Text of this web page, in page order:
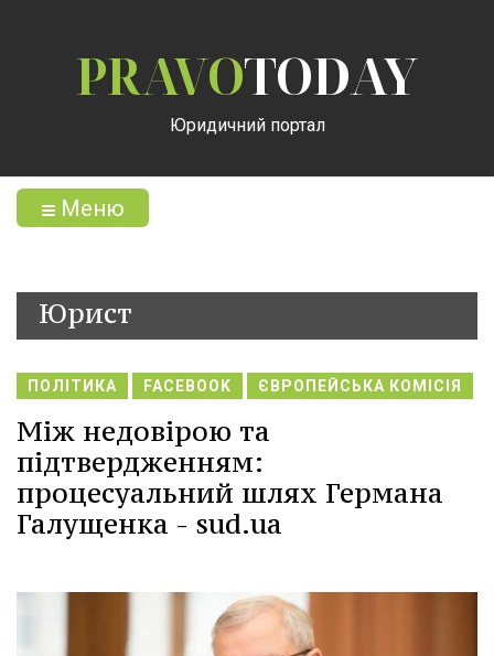
PRAVOTODAY
Юридичний портал
Меню
Юрист
ПОЛІТИКА FACEBOOK ЄВРОПЕЙСЬКА КОМІСІЯ
Між недовірою та
підтвердженням:
процесуальний шлях Германа
Галущенка - sud.ua